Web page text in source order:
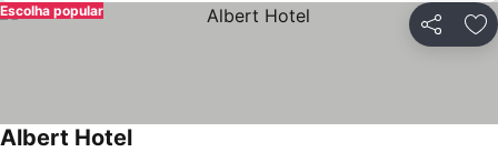
Partilhar
Escolha popular
Albert Hotel